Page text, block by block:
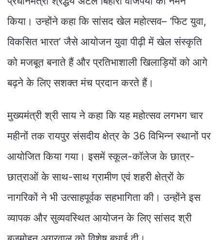
किया। उन्होंने कहा कि सांसद खेल महोत्सव– ‘फिट युवा,
विकसित भारत’ जैसे आयोजन युवा पीढ़ी में खेल संस्कृति
को मजबूत बनाते हैं और प्रतिभाशाली खिलाड़ियों को आगे
बढ़ने के लिए सशक्त मंच प्रदान करते हैं।
मुख्यमंत्री श्री साय ने कहा कि यह महोत्सव लगभग चार
महीनों तक रायपुर संसदीय क्षेत्र के 36 विभिन्न स्थानों पर
आयोजित किया गया। इसमें स्कूल-कॉलेज के छात्र-
छात्राओं के साथ-साथ ग्रामीण एवं शहरी क्षेत्रों के
नागरिकों ने भी उत्साहपूर्वक सहभागिता की। उन्होंने इस
व्यापक और सुव्यवस्थित आयोजन के लिए सांसद श्री